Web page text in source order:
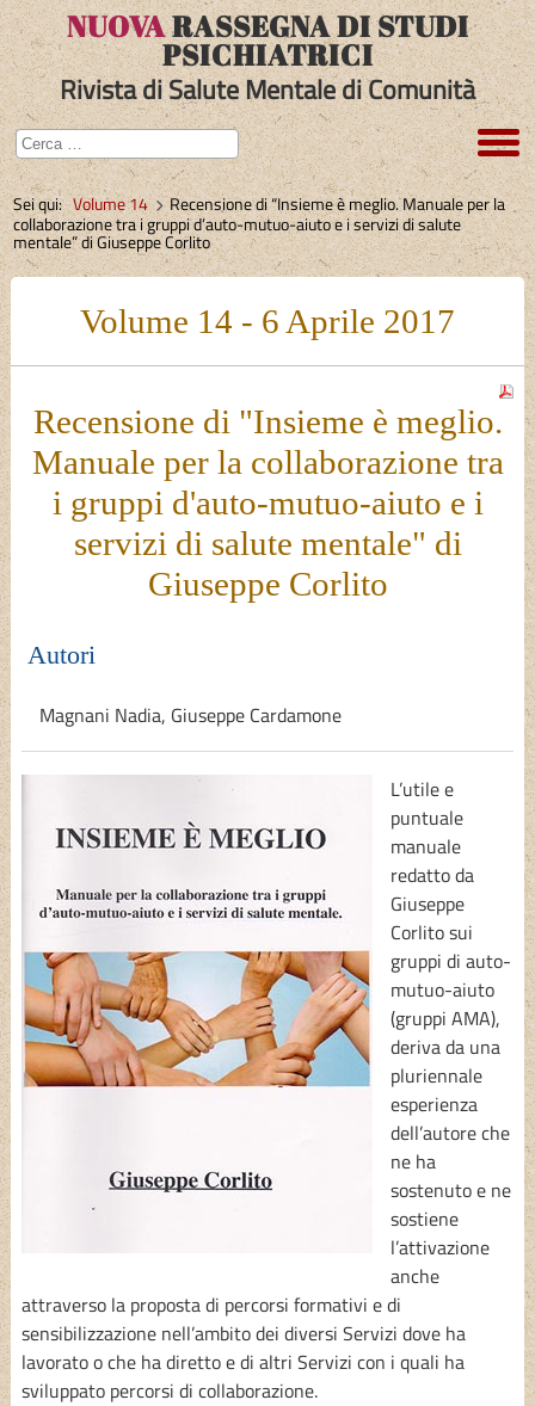
NUOVARASSEGNA DI STUDI
PSICHIATRICI
Rivista di Salute Mentale di Comunità
Sei qui:Volume 14
Recensione di “Insieme è meglio. Manuale per la
collaborazione tra i gruppi d’auto-mutuo-aiuto e i servizi di salute
mentale” di Giuseppe Corlito
Volume 14 - 6 Aprile 2017
Recensione di "Insieme è meglio.
Manuale per la collaborazione tra
i gruppi d'auto-mutuo-aiuto e i
servizi di salute mentale" di
Giuseppe Corlito
Autori
Magnani Nadia, Giuseppe Cardamone
L’utile e
puntuale
manuale
redatto da
Giuseppe
Corlito sui
gruppi di auto-
mutuo-aiuto
(gruppi AMA),
deriva da una
pluriennale
esperienza
dell’autore che
ne ha
sostenuto e ne
sostiene
l’attivazione
anche
attraverso la proposta di percorsi formativi e di
sensibilizzazione nell’ambito dei diversi Servizi dove ha
lavorato o che ha diretto e di altri Servizi con i quali ha
sviluppato percorsi di collaborazione.